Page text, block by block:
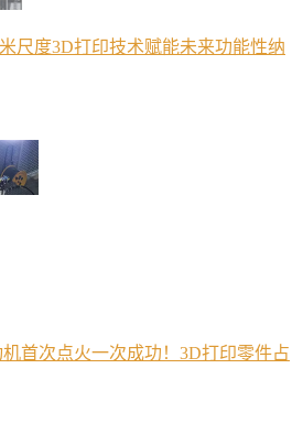
尺度3D打印技术赋能未来功能性纳
首次点火一次成功！3D打印零件占